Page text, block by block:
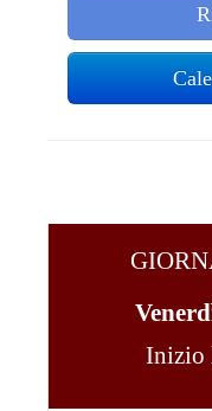
Inizio